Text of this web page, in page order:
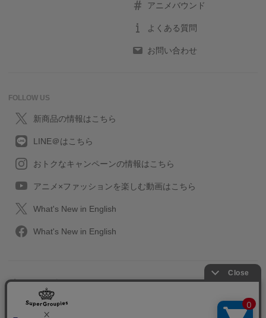
アニメバウンド
よくある質問
お問い合わせ
FOLLOW US
新商品の情報はこちら
LINE＠はこちら
おトクなキャンペーンの情報はこちら
アニメ×ファッションを楽しむ動画はこちら
What's New in English
What's New in English
プライバシーポリシー
特定取引に関する法律